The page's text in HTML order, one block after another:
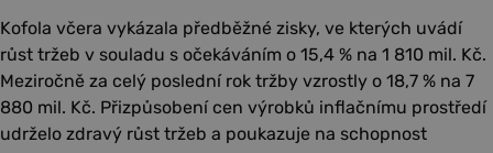
Kofola včera vykázala předběžné zisky, ve kterých uvádí
růst tržeb v souladu s očekáváním o 15,4 % na 1 810 mil. Kč.
Meziročně za celý poslední rok tržby vzrostly o 18,7 % na 7
880 mil. Kč. Přizpůsobení cen výrobků inflačnímu prostředí
udrželo zdravý růst tržeb a poukazuje na schopnost